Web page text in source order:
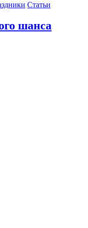
Статьи
шанса